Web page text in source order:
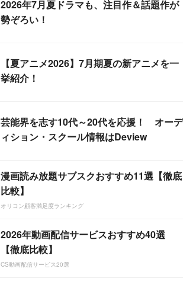
2026年7月夏ドラマも、注目作＆話題作が
勢ぞろい！
【夏アニメ2026】7月期夏の新アニメを一
挙紹介！
芸能界を志す10代～20代を応援！ オーデ
ィション・スクール情報はDeview
漫画読み放題サブスクおすすめ11選【徹底
比較】
オリコン顧客満足度ランキング
2026年動画配信サービスおすすめ40選
【徹底比較】
CS動画配信サービス20選